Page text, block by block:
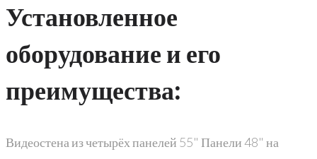
Установленное
оборудование и его
преимущества:
Видеостена из четырёх панелей 55" Панели 48" на